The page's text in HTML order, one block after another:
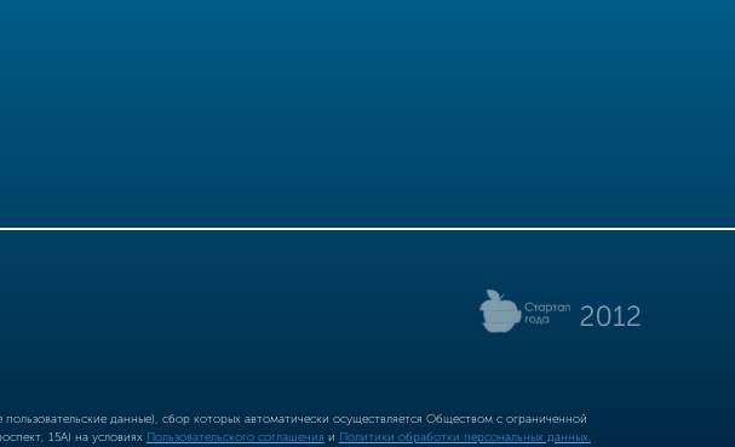
данные), сбор которых автоматически осуществляется Обществом с ограниченной
15А) на условиях Пользовательского соглашения и Политики обработки персональных данных.